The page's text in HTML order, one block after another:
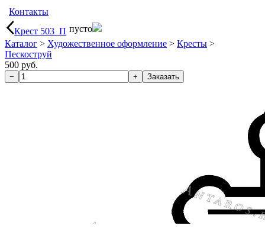
Контакты
Крест 503_П пусто
Каталог > Художественное оформление > Кресты >
Пескоструй
500 руб.